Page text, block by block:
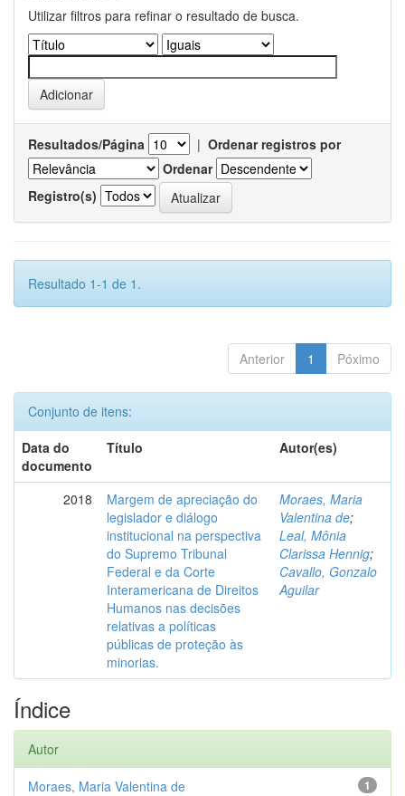
Utilizar filtros para refinar o resultado de busca.
Resultados/Página | Ordenar registros por
Ordenar
Registro(s)
Resultado 1-1 de 1.
Anterior 1 Póximo
Conjunto de itens:
Data do
documento
Título Autor(es)
2018
Margem de apreciação do
legislador e diálogo
institucional na perspectiva
do Supremo Tribunal
Federal e da Corte
Interamericana de Direitos
Humanos nas decisões
relativas a políticas
públicas de proteção às
minorias.
Moraes, Maria
Valentina de;
Leal, Mônia
Clarissa Hennig;
Cavallo, Gonzalo
Aguilar
Índice
Autor
1
Moraes, Maria Valentina de